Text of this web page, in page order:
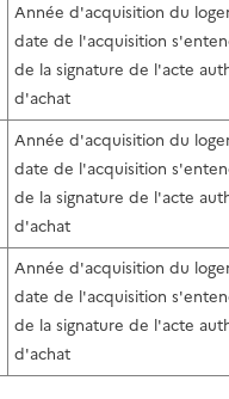
Année d'acquisition du
date de l'acquisition
de la signature de l'acte
d'achat
Année d'acquisition du
date de l'acquisition
de la signature de l'acte
d'achat
Année d'acquisition du
date de l'acquisition
de la signature de l'acte
d'achat